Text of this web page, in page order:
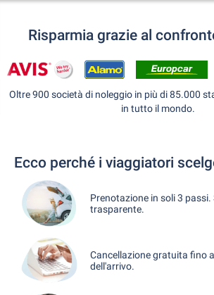
Risparmia grazie al
Oltre 900 società di noleggio in più di 85.000
in tutto il mondo.
Ecco perché i viaggiatori
Prenotazione in soli 3 passi.
trasparente.
Cancellazione gratuita fino
dell'arrivo.